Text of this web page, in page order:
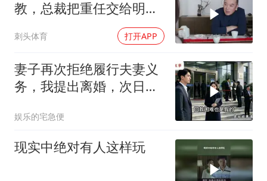
教，总裁把重任交给明
刺头体育 打开APP
妻子再次拒绝履行夫妻义
务，我提出离婚，次日前
娱乐的宅急便
现实中绝对有人这样玩